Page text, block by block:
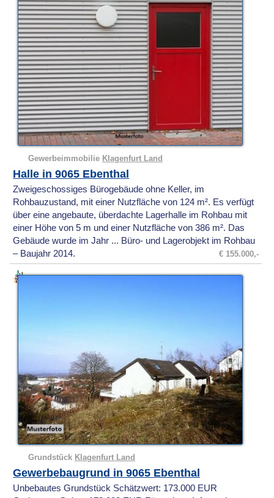
Gewerbeimmobilie Klagenfurt Land
Halle in 9065 Ebenthal
Zweigeschossiges Bürogebäude ohne Keller, im
Rohbauzustand, mit einer Nutzfläche von 124 m². Es verfügt
über eine angebaute, überdachte Lagerhalle im Rohbau mit
einer Höhe von 5 m und einer Nutzfläche von 386 m². Das
Gebäude wurde im Jahr ... Büro- und Lagerobjekt im Rohbau
– Baujahr 2014.
€ 155.000,-
Grundstück Klagenfurt Land
Gewerbebaugrund in 9065 Ebenthal
Unbebautes Grundstück Schätzwert: 173.000 EUR